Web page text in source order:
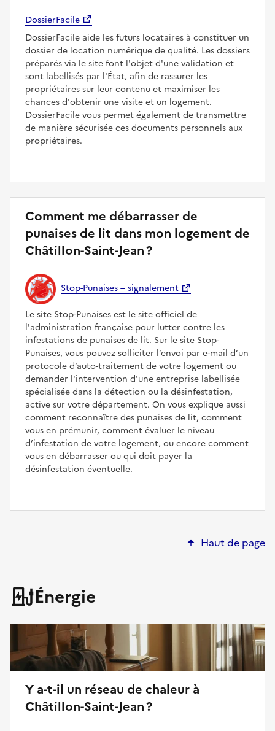
DossierFacile
DossierFacile aide les futurs locataires à constituer un
dossier de location numérique de qualité. Les dossiers
préparés via le site font l'objet d'une validation et
sont labellisés par l'État, afin de rassurer les
propriétaires sur leur contenu et maximiser les
chances d'obtenir une visite et un logement.
DossierFacile vous permet également de transmettre
de manière sécurisée ces documents personnels aux
propriétaires.
Comment me débarrasser de
punaises de lit dans mon logement de
Châtillon-Saint-Jean ?
Stop-Punaises – signalement
Le site Stop-Punaises est le site officiel de
l'administration française pour lutter contre les
infestations de punaises de lit. Sur le site Stop-
Punaises, vous pouvez solliciter l’envoi par e-mail d’un
protocole d’auto-traitement de votre logement ou
demander l'intervention d'une entreprise labellisée
spécialisée dans la détection ou la désinfestation,
active sur votre département. On vous explique aussi
comment reconnaître des punaises de lit, comment
vous en prémunir, comment évaluer le niveau
d’infestation de votre logement, ou encore comment
vous en débarrasser ou qui doit payer la
désinfestation éventuelle.
Haut de page
Énergie
Y a-t-il un réseau de chaleur à
Châtillon-Saint-Jean ?